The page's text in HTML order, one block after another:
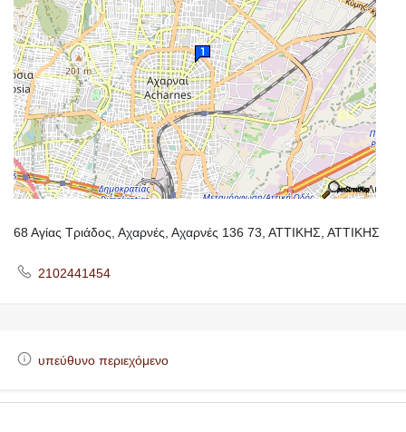
68 Αγίας Τριάδος, Αχαρνές, Αχαρνές 136 73, ΑΤΤΙΚΗΣ, ΑΤΤΙΚΗΣ
2102441454
υπεύθυνο περιεχόμενο